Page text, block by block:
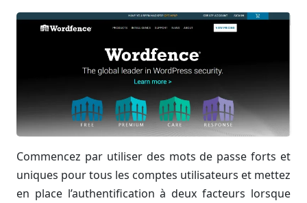
Commencez par utiliser des mots de passe forts et
uniques pour tous les comptes utilisateurs et mettez
en place l’authentification à deux facteurs lorsque